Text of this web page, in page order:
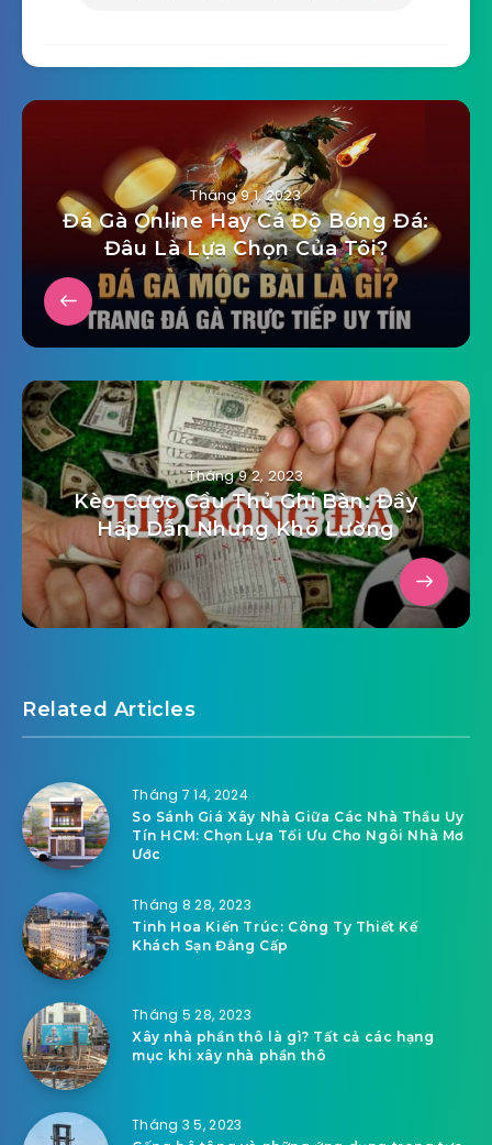
Tháng 9 1, 2023
Đá Gà Online Hay Cá Độ Bóng Đá:
Đâu Là Lựa Chọn Của Tôi?
Tháng 9 2, 2023
Kèo Cược Cầu Thủ Ghi Bàn: Đầy
Hấp Dẫn Nhưng Khó Lường
Related Articles
Tháng 7 14, 2024
So Sánh Giá Xây Nhà Giữa Các Nhà Thầu Uy
Tín HCM: Chọn Lựa Tối Ưu Cho Ngôi Nhà Mơ
Ước
Tháng 8 28, 2023
Tinh Hoa Kiến Trúc: Công Ty Thiết Kế
Khách Sạn Đẳng Cấp
Tháng 5 28, 2023
Xây nhà phần thô là gì? Tất cả các hạng
mục khi xây nhà phần thô
Tháng 3 5, 2023